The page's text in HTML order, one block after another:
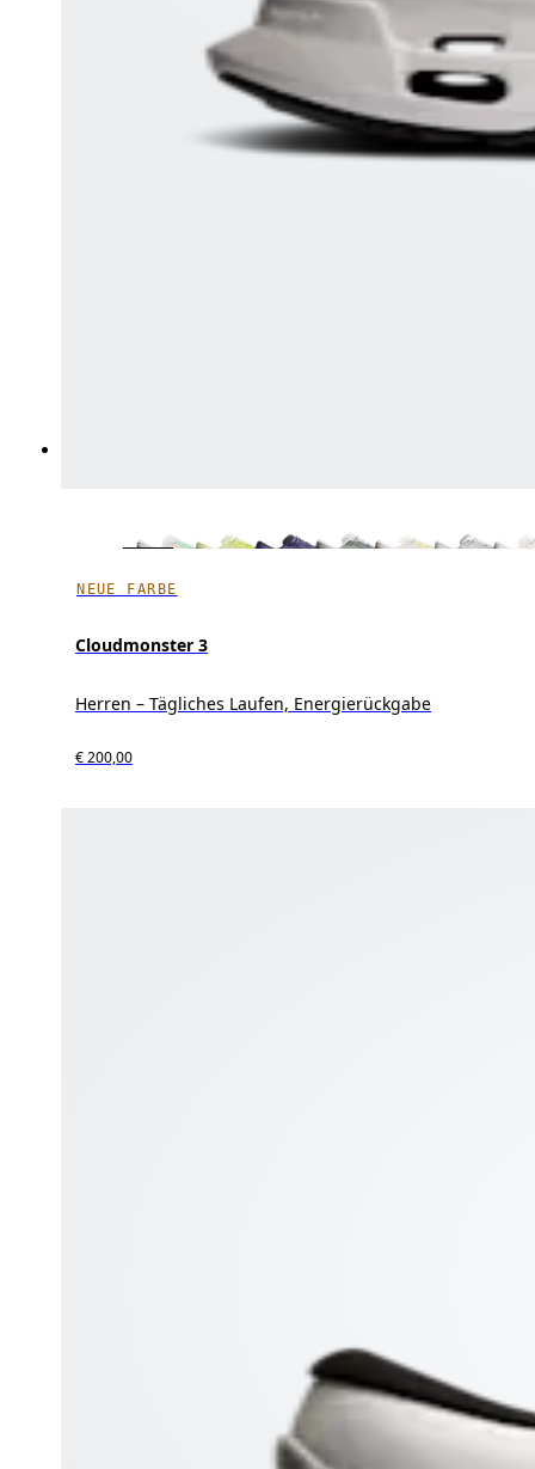
NEUE FARBE
Cloudmonster 3
Herren – Tägliches Laufen, Energierückgabe
€ 200,00